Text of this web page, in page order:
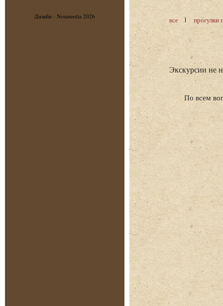
Дизайн - Notamedia 2026 все прогулки
Экскурсии не
По всем